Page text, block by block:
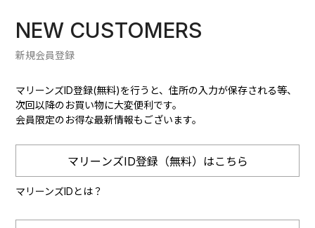
NEW CUSTOMERS
新規会員登録
マリーンズID登録(無料)を行うと、住所の入力が保存される等、
次回以降のお買い物に大変便利です。
会員限定のお得な最新情報もございます。
マリーンズID登録（無料）はこちら
マリーンズIDとは？